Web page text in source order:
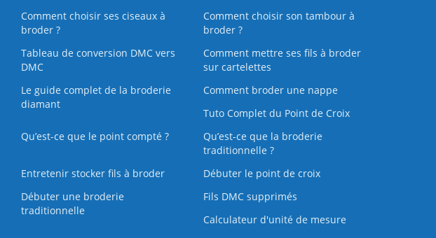
Comment choisir ses ciseaux à
broder ?
Comment choisir son tambour à
broder ?
Tableau de conversion DMC vers
DMC
Comment mettre ses fils à broder
sur cartelettes
Le guide complet de la broderie
diamant
Comment broder une nappe
Tuto Complet du Point de Croix
Qu’est-ce que le point compté ?
Qu’est-ce que la broderie
traditionnelle ?
Entretenir stocker fils à broder
Débuter le point de croix
Débuter une broderie
traditionnelle
Fils DMC supprimés
Calculateur d'unité de mesure